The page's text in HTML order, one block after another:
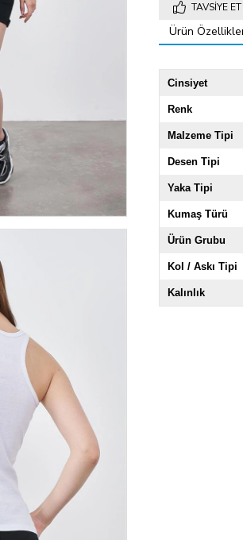
TAVSIYE ET
Ürün
Cinsiyet
Renk
Malzeme Tipi
Desen Tipi
Yaka Tipi
Kumaş Türü
Ürün Grubu
Kol / Askı Tipi
Kalınlık